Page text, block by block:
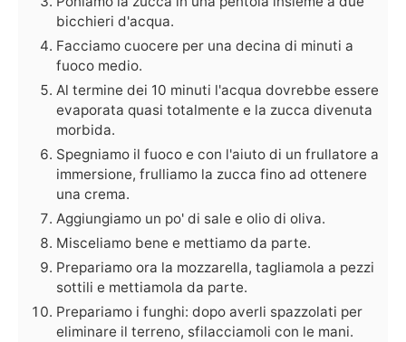
bicchieri d'acqua.
Facciamo cuocere per una decina di minuti a
fuoco medio.
Al termine dei 10 minuti l'acqua dovrebbe essere
evaporata quasi totalmente e la zucca divenuta
morbida.
Spegniamo il fuoco e con l'aiuto di un frullatore a
immersione, frulliamo la zucca fino ad ottenere
una crema.
Aggiungiamo un po' di sale e olio di oliva.
Misceliamo bene e mettiamo da parte.
Prepariamo ora la mozzarella, tagliamola a pezzi
sottili e mettiamola da parte.
Prepariamo i funghi: dopo averli spazzolati per
eliminare il terreno, sfilacciamoli con le mani.